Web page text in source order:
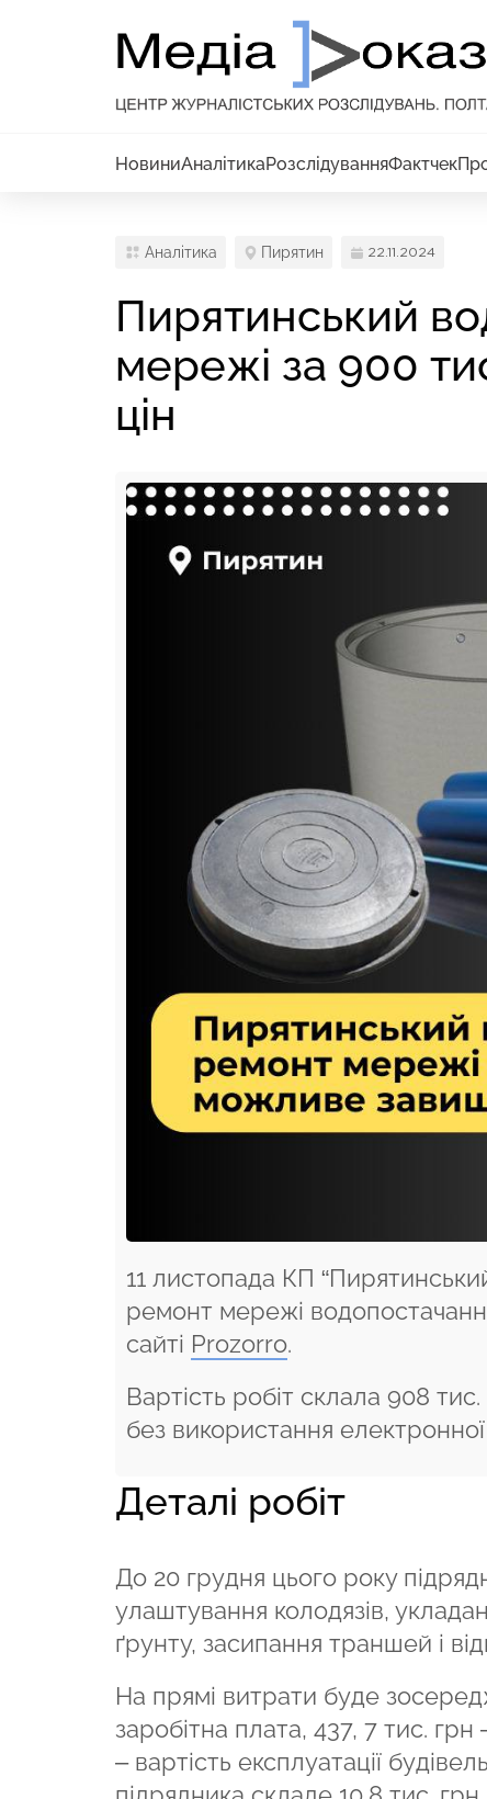
НовиниАналітикаРозслідуванняФактчек
Аналітика Пирятин 22.11.2024
Пирятинський
мережі за 900
цін
11 листопада КП
ремонт мережі
сайті Prozorro.
Вартість робіт склала 908
без використання
Деталі робіт
До 20 грудня цього року
улаштування колодязів,
ґрунту, засипання траншей і
На прямі витрати буде
заробітна плата, 437, 7 тис. грн
– вартість експлуатації